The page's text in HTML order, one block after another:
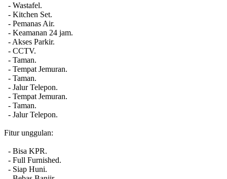
- Wastafel.
- Kitchen Set.
- Pemanas Air.
- Keamanan 24 jam.
- Akses Parkir.
- CCTV.
- Taman.
- Tempat Jemuran.
- Taman.
- Jalur Telepon.
- Tempat Jemuran.
- Taman.
- Jalur Telepon.
Fitur unggulan:
- Bisa KPR.
- Full Furnished.
- Siap Huni.